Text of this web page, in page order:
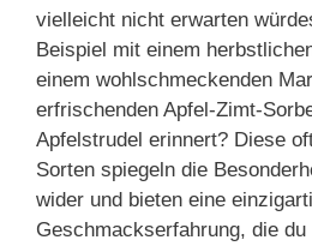
vielleicht nicht erwarten
Beispiel mit einem
einem wohlschmeckenden
erfrischenden Apfel-Zimt-
Apfelstrudel erinnert? Diese
Sorten spiegeln die
wider und bieten eine
Geschmackserfahrung, die